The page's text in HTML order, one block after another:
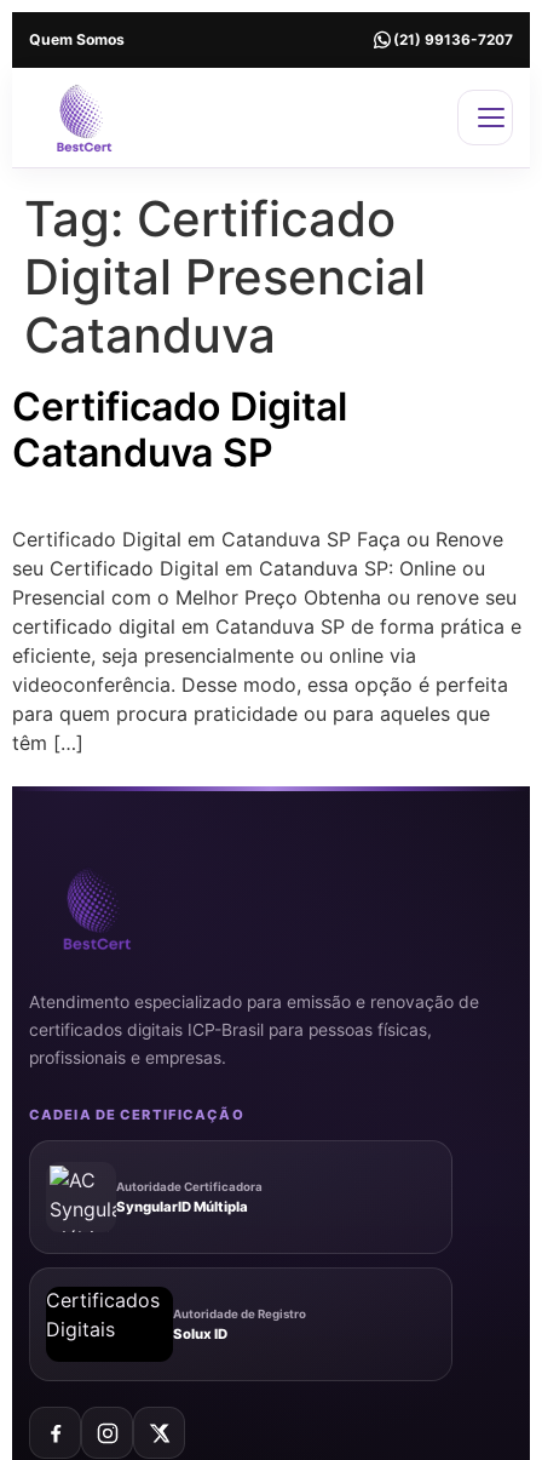
Quem Somos (21) 99136-7207
Tag: Certificado
Digital Presencial
Catanduva
Certificado Digital
Catanduva SP
Certificado Digital em Catanduva SP Faça ou Renove
seu Certificado Digital em Catanduva SP: Online ou
Presencial com o Melhor Preço Obtenha ou renove seu
certificado digital em Catanduva SP de forma prática e
eficiente, seja presencialmente ou online via
videoconferência. Desse modo, essa opção é perfeita
para quem procura praticidade ou para aqueles que
têm […]
Atendimento especializado para emissão e renovação de
certificados digitais ICP-Brasil para pessoas físicas,
profissionais e empresas.
CADEIA DE CERTIFICAÇÃO
Autoridade Certificadora
SyngularID Múltipla
Autoridade de Registro
Solux ID